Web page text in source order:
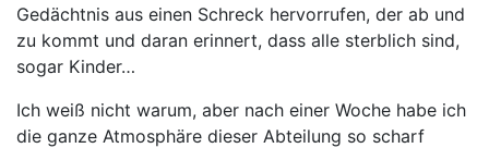
Gedächtnis aus einen Schreck hervorrufen, der ab und
zu kommt und daran erinnert, dass alle sterblich sind,
sogar Kinder…
Ich weiß nicht warum, aber nach einer Woche habe ich
die ganze Atmosphäre dieser Abteilung so scharf